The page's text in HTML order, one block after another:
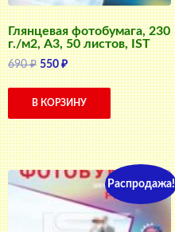
Глянцевая фотобумага, 230
г./м2, A3, 50 листов, IST
690₽ Первоначальная
цена
составляла
550₽Текущая
цена:
550 ₽.
В КОРЗИНУ
Распродажа!